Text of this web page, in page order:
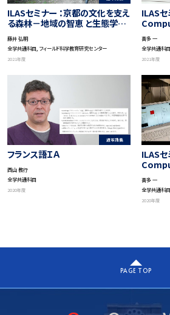
ILASセミナー ：京都の文化を支え
る森林－地域の智恵 と生態学的
知見
藤井 弘明
全学共通科目, フィールド科学教育研究センター
2021年度
ILAS
喜多 一
全学共通科目
2021年度
通常講義
フランス語ＩＡ
西山 教行
全学共通科目
2020年度
ILAS
喜多 一
全学共通科目
2020年度
PAGE TOP